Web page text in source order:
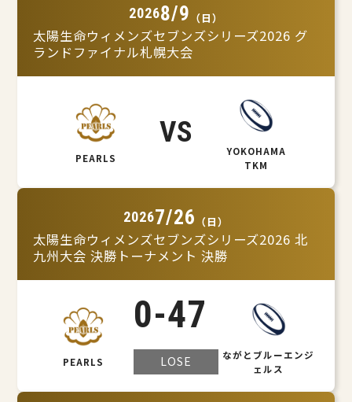
20268/9 （日）
太陽生命ウィメンズセブンズシリーズ2026 グ
ランドファイナル札幌大会
PEARLS
VS
YOKOHAMA
TKM
20267/26 （日）
太陽生命ウィメンズセブンズシリーズ2026 北
九州大会 決勝トーナメント 決勝
PEARLS
0-47
LOSE
ながとブルーエンジ
ェルス